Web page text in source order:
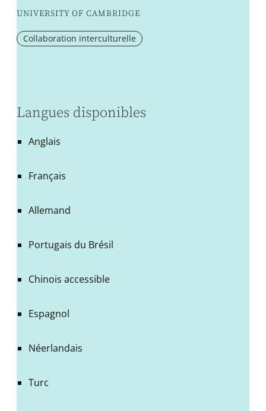
UNIVERSITY OF CAMBRIDGE
Collaboration interculturelle
Langues disponibles
Anglais
Français
Allemand
Portugais du Brésil
Chinois accessible
Espagnol
Néerlandais
Turc